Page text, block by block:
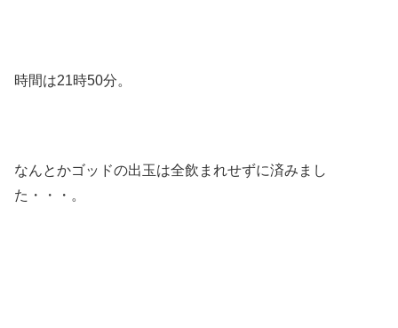
時間は21時50分。
なんとかゴッドの出玉は全飲まれせずに済みまし
た・・・。